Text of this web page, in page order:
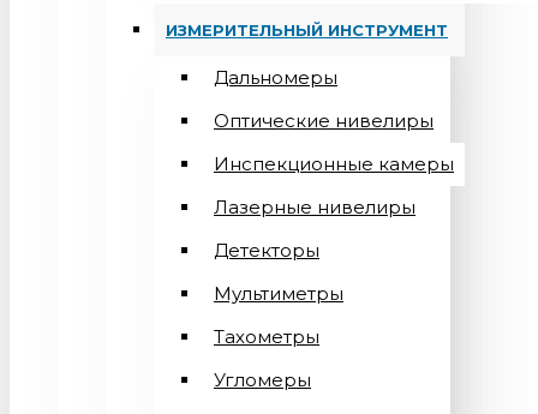
ИЗМЕРИТЕЛЬНЫЙ ИНСТРУМЕНТ
Дальномеры
Оптические нивелиры
Инспекционные камеры
Лазерные нивелиры
Детекторы
Мультиметры
Тахометры
Угломеры